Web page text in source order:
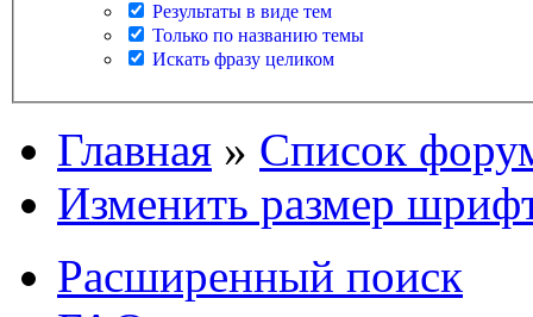
Результаты в виде тем
Только по названию темы
Искать фразу целиком
Главная » Список
Изменить размер
Расширенный поиск